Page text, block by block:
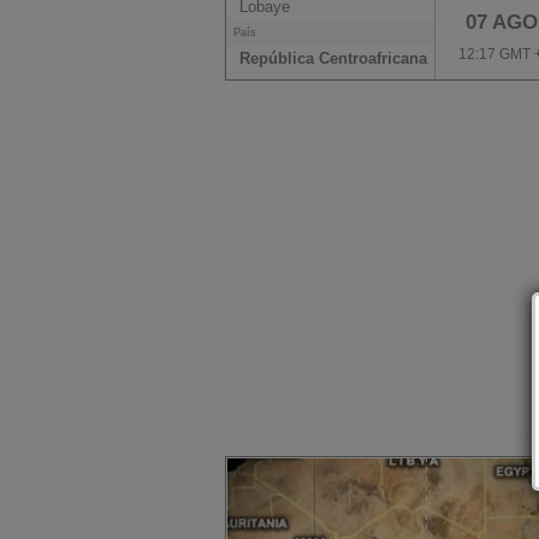
07
12:17 GMT
Lobaye
País
República Centroafricana